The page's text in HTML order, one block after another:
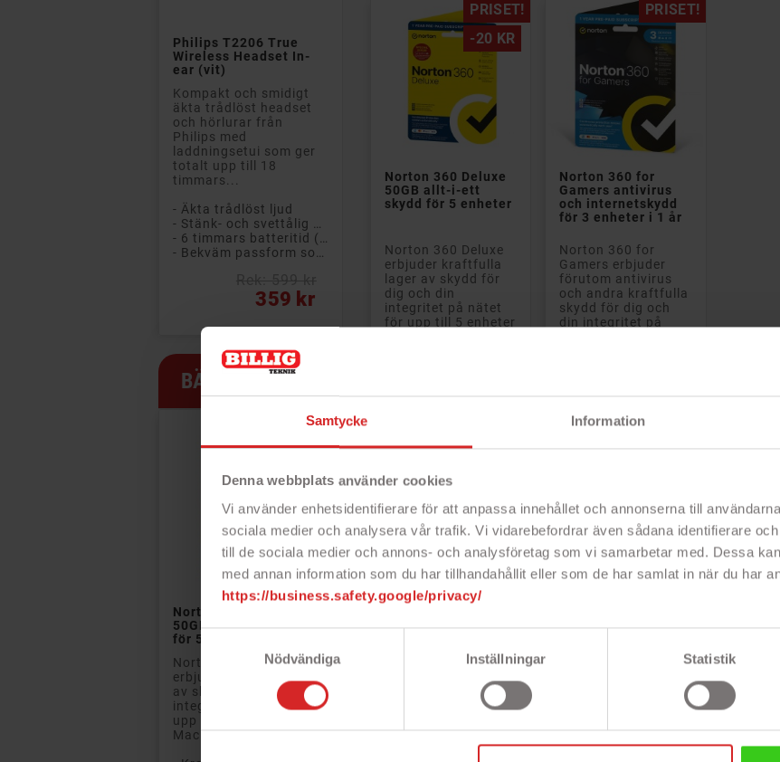
Samtycke Information
Denna webbplats använder cookies
Vi använder enhetsidentifierare för att anpassa innehållet och annonserna till
sociala medier och analysera vår trafik. Vi vidarebefordrar även sådana identifierare
till de sociala medier och annons- och analysföretag som vi samarbetar med. Dessa
med annan information som du har tillhandahållit eller som de har samlat in när du har
https://business.safety.google/privacy/
Samtyckesval
Nödvändiga
Inställningar Statistik
Philips T2206 True
Wireless Headset In-
ear (vit)
Kompakt och smidigt
äkta trådlöst headset
och hörlurar från
Philips med
laddningsetui som ger
totalt upp till 18
timmars...
- Äkta trådlöst ljud
359 kr
BÄSTSÄLJARE
PRISET!
-20 KR
Norton 360 Deluxe
50GB allt-i-ett skydd
för 5 enheter
Norton 360 Deluxe
erbjuder kraftfulla lager
av skydd för dig och din
integritet på nätet för
upp till 5 enheter (PC,
Mac...

PRISET!
-20 KR
Norton 360 Deluxe
50GB allt-i-ett
skydd för 5 enheter
Norton 360 Deluxe
erbjuder kraftfulla
lager av skydd för
dig och din
integritet på nätet
för upp till 5 enheter
- 5 enheter
Rek: 699 kr
PRISET!
Norton 360 for
Gamers antivirus
och internetskydd
för 3 enheter i 1 år
Norton 360 for
Gamers erbjuder
förutom antivirus
och andra kraftfulla
skydd för dig och
din integritet på
- 3 enheter
- Välkänt varumärke
Rek: 599 kr

Det finns nu 2 produkter